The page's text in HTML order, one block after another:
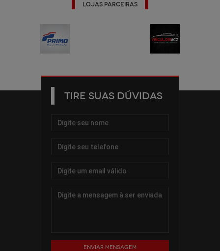
Lojas Parceiras
TIRE SUAS DÚVIDAS
Enviar mensagem